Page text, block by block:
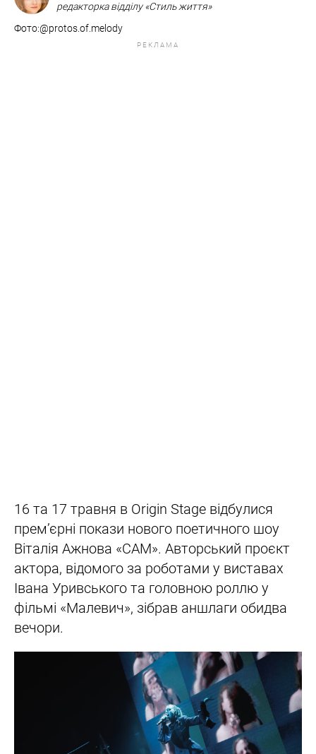
редакторка відділу «Стиль життя»
Фото:@protos.of.melody
РЕКЛАМА
16 та 17 травня в Origin Stage відбулися
прем’єрні покази нового поетичного шоу
Віталія Ажнова «САМ». Авторський проєкт
актора, відомого за роботами у виставах
Івана Уривського та головною роллю у
фільмі «Малевич», зібрав аншлаги обидва
вечори.